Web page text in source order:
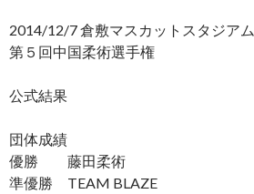
2014/12/7 倉敷マスカットスタジアム
第５回中国柔術選手権
公式結果
団体成績
優勝 藤田柔術
準優勝 TEAM BLAZE